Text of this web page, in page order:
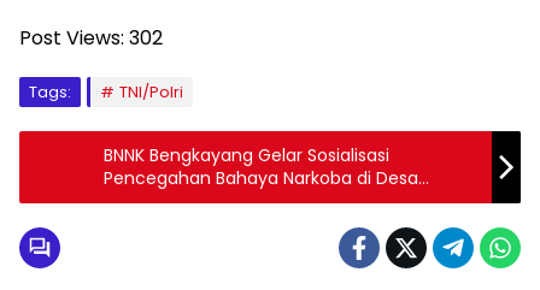
Post Views: 302
Tags: TNI/Polri
BNNK Bengkayang Gelar Sosialisasi
Pencegahan Bahaya Narkoba di Desa
Semunying Jaya Jagoi Babang